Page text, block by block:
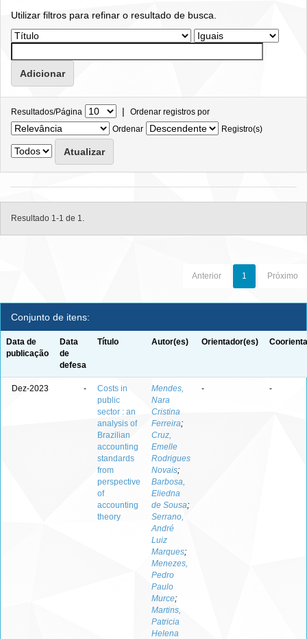
Utilizar filtros para refinar o resultado de busca.
Resultados/Página | Ordenar registros por
Ordenar
Registro(s)
Resultado 1-1 de 1.
Anterior 1 Próximo
Conjunto de itens:
Data de
publicação
Data
de
defesa
Título Autor(es) Orientador(es)
Dez-2023 -
Costs in
public
sector : an
analysis of
Brazilian
accounting
standards
from
perspective
of
accounting
theory
Mendes,
Nara
Cristina
Ferreira;
Cruz,
Emelle
Rodrigues
Novais;
Barbosa,
Eliedna
de Sousa;
Serrano,
André
Luiz
Marques;
Menezes,
Pedro
Paulo
Murce;
Martins,
Patricia
Helena
- -